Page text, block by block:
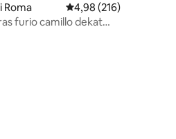
Roma Nilai rata-rata 4,98 dari
4,98 (216)
furio camillo dekat